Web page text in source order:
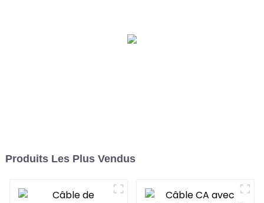
Produits Les Plus Vendus